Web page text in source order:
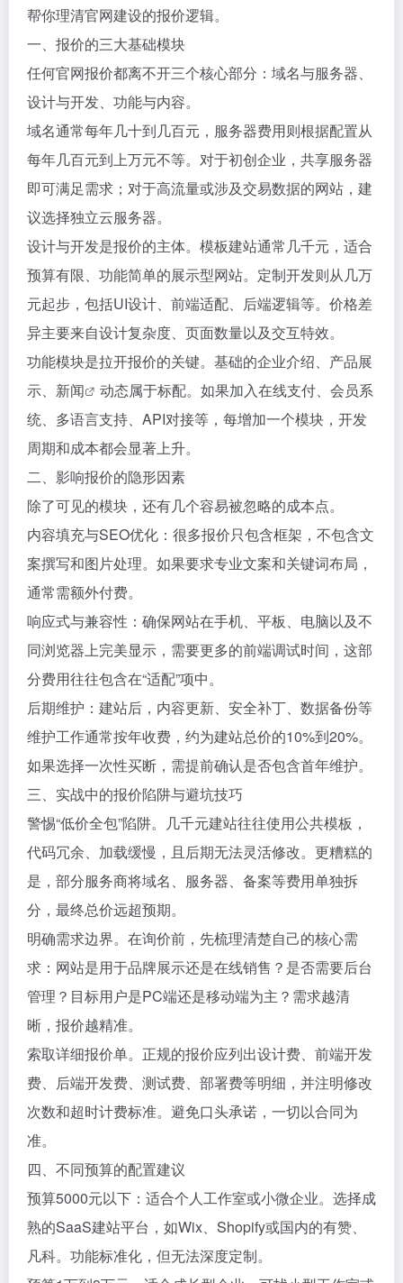
帮你理清官网建设的报价逻辑。
一、报价的三大基础模块
任何官网报价都离不开三个核心部分：域名与服务器、
设计与开发、功能与内容。
域名通常每年几十到几百元，服务器费用则根据配置从
每年几百元到上万元不等。对于初创企业，共享服务器
即可满足需求；对于高流量或涉及交易数据的网站，建
议选择独立云服务器。
设计与开发是报价的主体。模板建站通常几千元，适合
预算有限、功能简单的展示型网站。定制开发则从几万
元起步，包括UI设计、前端适配、后端逻辑等。价格差
异主要来自设计复杂度、页面数量以及交互特效。
功能模块是拉开报价的关键。基础的企业介绍、产品展
示、 新闻
动态属于标配。如果加入在线支付、会员系
统、多语言支持、API对接等，每增加一个模块，开发
周期和成本都会显著上升。
二、影响报价的隐形因素
除了可见的模块，还有几个容易被忽略的成本点。
内容填充与SEO优化：很多报价只包含框架，不包含文
案撰写和图片处理。如果要求专业文案和关键词布局，
通常需额外付费。
响应式与兼容性：确保网站在手机、平板、电脑以及不
同浏览器上完美显示，需要更多的前端调试时间，这部
分费用往往包含在“适配”项中。
后期维护：建站后，内容更新、安全补丁、数据备份等
维护工作通常按年收费，约为建站总价的10%到20%。
如果选择一次性买断，需提前确认是否包含首年维护。
三、实战中的报价陷阱与避坑技巧
警惕“低价全包”陷阱。几千元建站往往使用公共模板，
代码冗余、加载缓慢，且后期无法灵活修改。更糟糕的
是，部分服务商将域名、服务器、备案等费用单独拆
分，最终总价远超预期。
明确需求边界。在询价前，先梳理清楚自己的核心需
求：网站是用于品牌展示还是在线销售？是否需要后台
管理？目标用户是PC端还是移动端为主？需求越清
晰，报价越精准。
索取详细报价单。正规的报价应列出设计费、前端开发
费、后端开发费、测试费、部署费等明细，并注明修改
次数和超时计费标准。避免口头承诺，一切以合同为
准。
四、不同预算的配置建议
预算5000元以下：适合个人工作室或小微企业。选择成
熟的SaaS建站平台，如Wix、Shopify或国内的有赞、
凡科。功能标准化，但无法深度定制。